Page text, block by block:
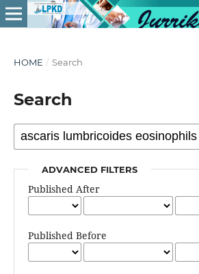
HOME / Search
Search
ADVANCED FILTERS
Published After
Published Before